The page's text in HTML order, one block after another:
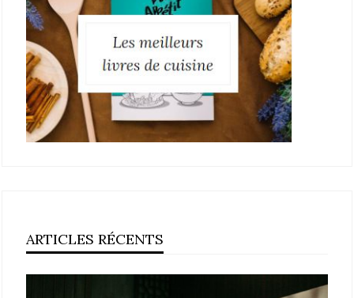
ARTICLES RÉCENTS